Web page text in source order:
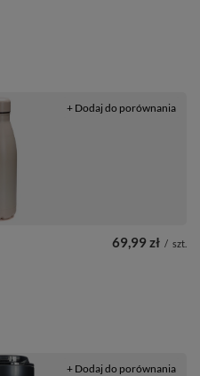
69,99 zł / szt.
+ Dodaj do porównania
+ Dodaj do porównania